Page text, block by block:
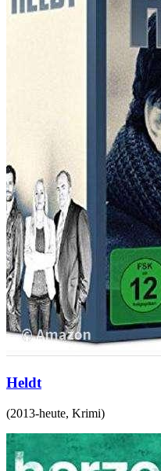
Heldt
(2013-heute, Krimi)